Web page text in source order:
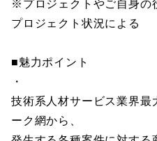
※プロジェクトやご自身の
プロジェクト状況による
■魅力ポイント
・
技術系人材サービス業界最
ーク網から、